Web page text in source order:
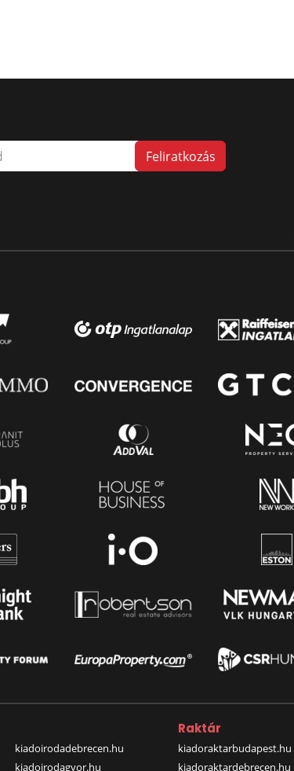
kiadoirodadebrecen.hu
kiadoirodagyor.hu
Raktár
kiadoraktarbudapest.hu
kiadoraktardebrecen.hu